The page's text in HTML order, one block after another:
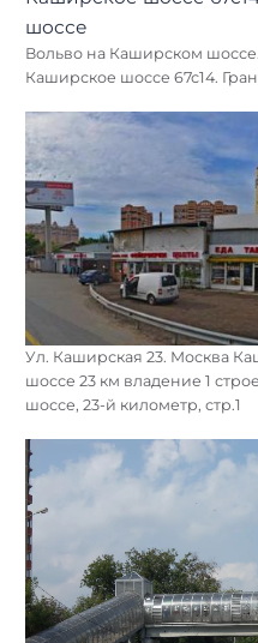
Вольво на Каширском
Каширское шоссе 67с14.
Ул. Каширская 23. Москва
шоссе 23 км владение 1
шоссе, 23-й километр, стр.1